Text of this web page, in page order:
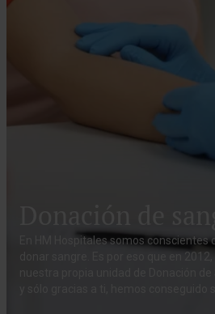
En HM Hospitales somos conscientes
donar sangre. Es por eso que en